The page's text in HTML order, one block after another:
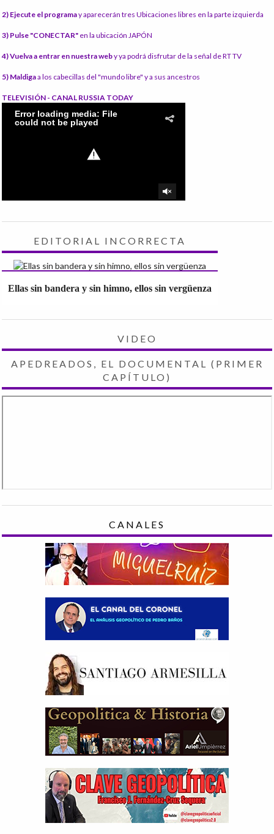
2) Ejecute el programay aparecerán tres Ubicaciones libres en la parte izquierda
3) Pulse "CONECTAR" en la ubicación JAPÓN
4) Vuelva a entrar en nuestra weby ya podrá disfrutar de la señal de RT TV
5) Maldigaa los cabecillas del "mundo libre" y a sus ancestros
TELEVISIÓN - CANAL RUSSIA TODAY
EDITORIAL INCORRECTA
Ellas sin bandera y sin himno, ellos sin vergüenza
VIDEO
APEDREADOS, EL DOCUMENTAL (PRIMER
CAPÍTULO)
CANALES